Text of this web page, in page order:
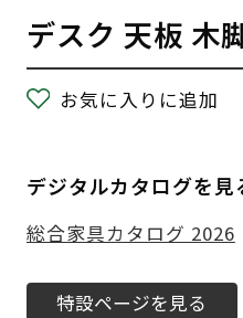
デスク 天板 木
お気に入りに追加
デジタルカタログを見
総合家具カタログ 2026
特設ページを見る